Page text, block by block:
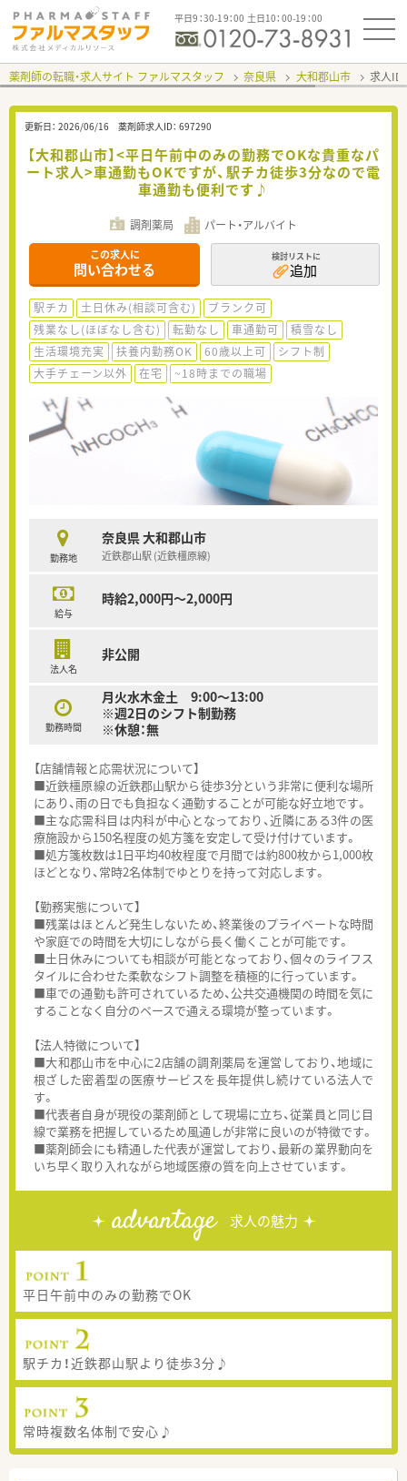
平日9：30-19：00 土日10：00-19：00
薬剤師の転職・求人サイト ファルマスタッフ 奈良県 大和郡山市 求人ID
更新日： 2026/06/16 薬剤師求人ID： 697290
【大和郡山市】<平日午前中のみの勤務でOKな貴重なパ
ート求人>車通勤もOKですが、駅チカ徒歩3分なので電
車通勤も便利です♪
調剤薬局 パート・アルバイト
この求人に
問い合わせる
検討リストに
追加
駅チカ 土日休み(相談可含む)
ブランク可
残業なし(ほぼなし含む)
転勤なし 車通勤可
積雪なし
生活環境充実
扶養内勤務OK 60歳以上可
シフト制
大手チェーン以外
在宅 ~18時までの職場
勤務地
奈良県 大和郡山市
近鉄郡山駅 (近鉄橿原線)
給与
時給2,000円～2,000円
法人名
非公開
勤務時間
月火水木金土 9:00～13:00
※週2日のシフト制勤務
※休憩：無
【店舗情報と応需状況について】
■近鉄橿原線の近鉄郡山駅から徒歩3分という非常に便利な場所
にあり、雨の日でも負担なく通勤することが可能な好立地です。
■主な応需科目は内科が中心となっており、近隣にある3件の医
療施設から150名程度の処方箋を安定して受け付けています。
■処方箋枚数は1日平均40枚程度で月間では約800枚から1,000枚
ほどとなり、常時2名体制でゆとりを持って対応します。
【勤務実態について】
■残業はほとんど発生しないため、終業後のプライベートな時間
や家庭での時間を大切にしながら長く働くことが可能です。
■土日休みについても相談が可能となっており、個々のライフス
タイルに合わせた柔軟なシフト調整を積極的に行っています。
■車での通勤も許可されているため、公共交通機関の時間を気に
することなく自分のペースで通える環境が整っています。
【法人特徴について】
■大和郡山市を中心に2店舗の調剤薬局を運営しており、地域に
根ざした密着型の医療サービスを長年提供し続けている法人で
す。
■代表者自身が現役の薬剤師として現場に立ち、従業員と同じ目
線で業務を把握しているため風通しが非常に良いのが特徴です。
■薬剤師会にも精通した代表が運営しており、最新の業界動向を
いち早く取り入れながら地域医療の質を向上させています。
advantage 求人の魅力
平日午前中のみの勤務でOK
駅チカ！近鉄郡山駅より徒歩3分♪
常時複数名体制で安心♪